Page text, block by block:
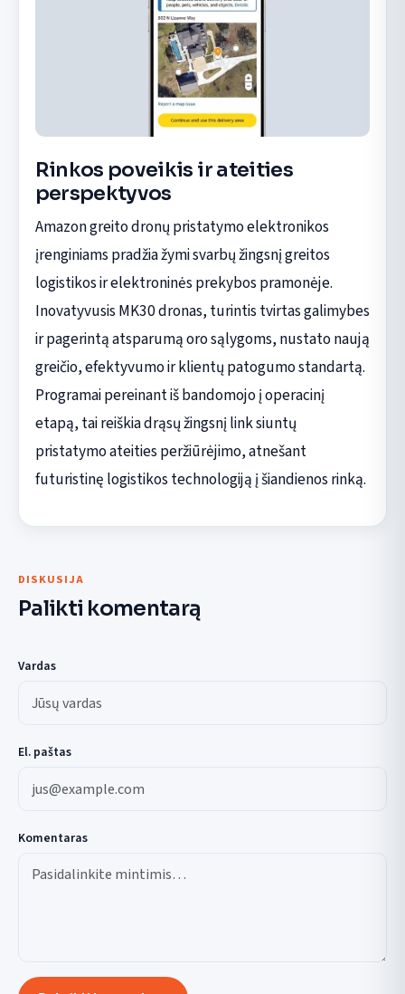
Rinkos poveikis ir ateities
perspektyvos
Amazon greito dronų pristatymo elektronikos
įrenginiams pradžia žymi svarbų žingsnį greitos
logistikos ir elektroninės prekybos pramonėje.
Inovatyvusis MK30 dronas, turintis tvirtas galimybes
ir pagerintą atsparumą oro sąlygoms, nustato naują
greičio, efektyvumo ir klientų patogumo standartą.
Programai pereinant iš bandomojo į operacinį
etapą, tai reiškia drąsų žingsnį link siuntų
pristatymo ateities peržiūrėjimo, atnešant
futuristinę logistikos technologiją į šiandienos rinką.
DISKUSIJA
Palikti komentarą
Vardas
El. paštas
Komentaras